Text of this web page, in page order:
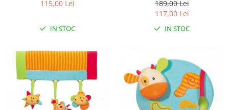
Lampi de veghe
115,00 Lei
IN STOC
189,00 Lei
117,00 Lei
IN STOC